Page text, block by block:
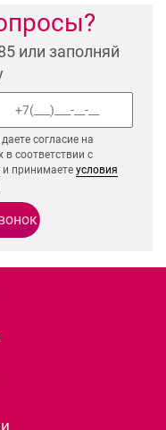
или заполняй
согласие на
соответствии с
и принимаетеусловия